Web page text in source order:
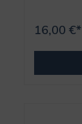
16,00 €*